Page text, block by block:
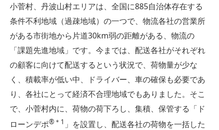
小菅村、丹波山村エリアは、全国に885自治体存在する
条件不利地域（過疎地域）の一つで、物流各社の営業所
がある市街地から片道30km弱の距離がある、物流の
「課題先進地域」です。今までは、配送各社がそれぞれ
の顧客に向けて配送するという状況で、荷物量が少な
く、積載率が低い中、ドライバー、車の確保も必要であ
り、各社にとって経済不合理地域でもありました。そこ
で、小菅村内に、荷物の荷下ろし、集積、保管する「ド
ローンデポ®＊1 」を設置し、配送各社の荷物を一括した